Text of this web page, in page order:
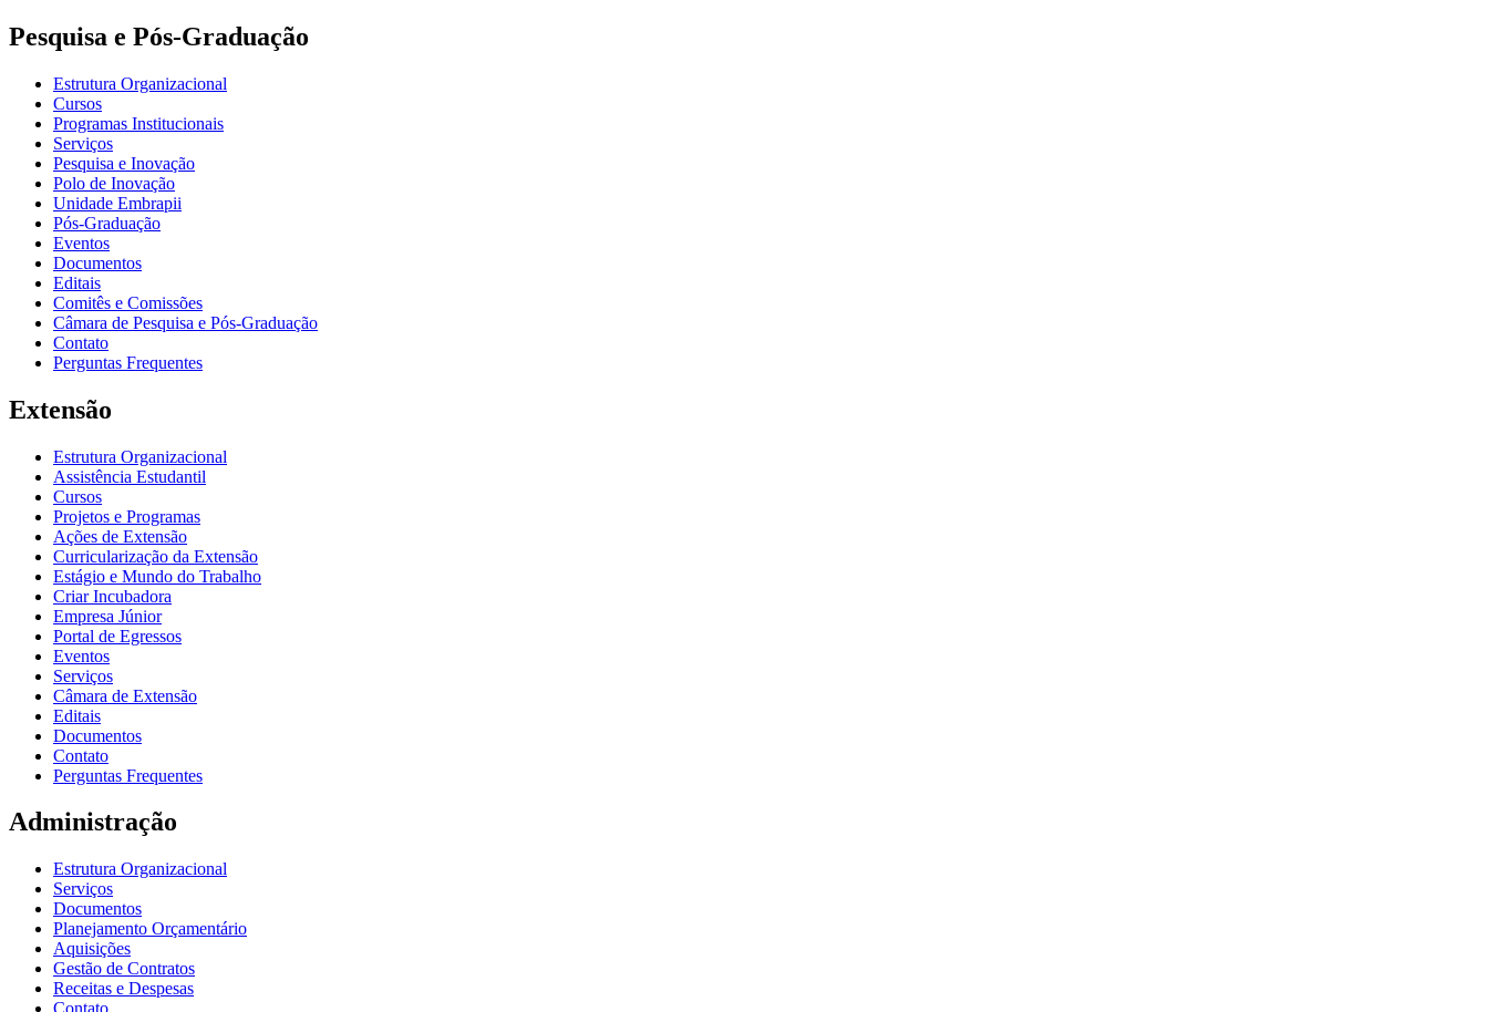
Pesquisa e Pós-Graduação
Estrutura Organizacional
Cursos
Programas Institucionais
Serviços
Pesquisa e Inovação
Polo de Inovação
Unidade Embrapii
Pós-Graduação
Eventos
Documentos
Editais
Comitês e Comissões
Câmara de Pesquisa e Pós-Graduação
Contato
Perguntas Frequentes
Extensão
Estrutura Organizacional
Assistência Estudantil
Cursos
Projetos e Programas
Ações de Extensão
Curricularização da Extensão
Estágio e Mundo do Trabalho
Criar Incubadora
Empresa Júnior
Portal de Egressos
Eventos
Serviços
Câmara de Extensão
Editais
Documentos
Contato
Perguntas Frequentes
Administração
Estrutura Organizacional
Serviços
Documentos
Planejamento Orçamentário
Aquisições
Gestão de Contratos
Receitas e Despesas